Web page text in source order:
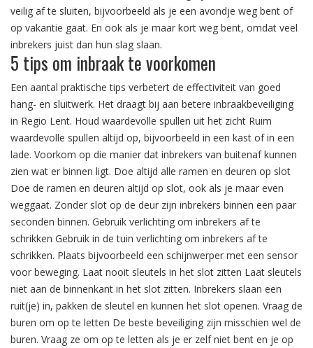
veilig af te sluiten, bijvoorbeeld als je een avondje weg bent of
op vakantie gaat. En ook als je maar kort weg bent, omdat veel
inbrekers juist dan hun slag slaan.
5 tips om inbraak te voorkomen
Een aantal praktische tips verbetert de effectiviteit van goed
hang- en sluitwerk. Het draagt bij aan betere inbraakbeveiliging
in Regio Lent. Houd waardevolle spullen uit het zicht Ruim
waardevolle spullen altijd op, bijvoorbeeld in een kast of in een
lade. Voorkom op die manier dat inbrekers van buitenaf kunnen
zien wat er binnen ligt. Doe altijd alle ramen en deuren op slot
Doe de ramen en deuren altijd op slot, ook als je maar even
weggaat. Zonder slot op de deur zijn inbrekers binnen een paar
seconden binnen. Gebruik verlichting om inbrekers af te
schrikken Gebruik in de tuin verlichting om inbrekers af te
schrikken. Plaats bijvoorbeeld een schijnwerper met een sensor
voor beweging. Laat nooit sleutels in het slot zitten Laat sleutels
niet aan de binnenkant in het slot zitten. Inbrekers slaan een
ruit(je) in, pakken de sleutel en kunnen het slot openen. Vraag de
buren om op te letten De beste beveiliging zijn misschien wel de
buren. Vraag ze om op te letten als je er zelf niet bent en je op